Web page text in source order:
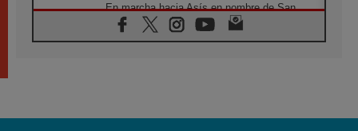
En marcha hacia Asís en nombre de San
Francisco, a la espera de León
05.08.2026